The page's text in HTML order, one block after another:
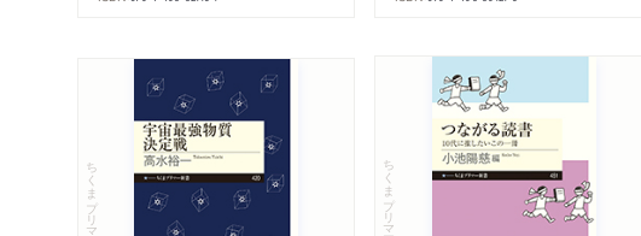
ちくまプリマー新書 ちくまプリマー新書